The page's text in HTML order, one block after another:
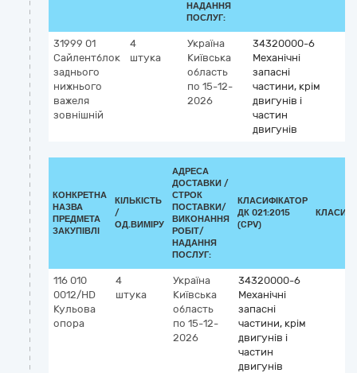
НАДАННЯ
ПОСЛУГ:
31999 01
Сайлентблок
заднього
нижнього
важеля
зовнішній
4
штука
Україна
Київська
область
по 15-12-
2026
34320000-6
Механічні
запасні
частини, крім
двигунів і
частин
двигунів
КОНКРЕТНА
НАЗВА
ПРЕДМЕТА
ЗАКУПІВЛІ
КІЛЬКІСТЬ
/
ОД.ВИМІРУ
АДРЕСА
ДОСТАВКИ /
СТРОК
ПОСТАВКИ/
ВИКОНАННЯ
РОБІТ/
НАДАННЯ
ПОСЛУГ:
КЛАСИФІКАТОР
ДК 021:2015
(CPV)
116 010
0012/HD
Кульова
опора
4
штука
Україна
Київська
область
по 15-12-
2026
34320000-6
Механічні
запасні
частини, крім
двигунів і
частин
двигунів